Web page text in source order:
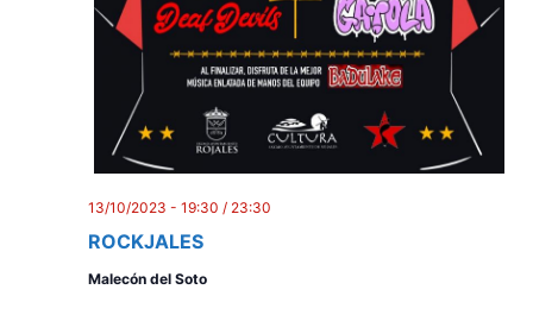
ROCKJALES
13/10/2023 - 19:30 / 23:30
Malecón del Soto